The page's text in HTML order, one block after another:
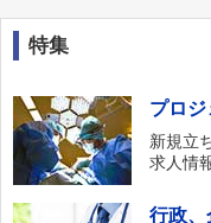
特集
プロジ
新規立
求人情
行政、